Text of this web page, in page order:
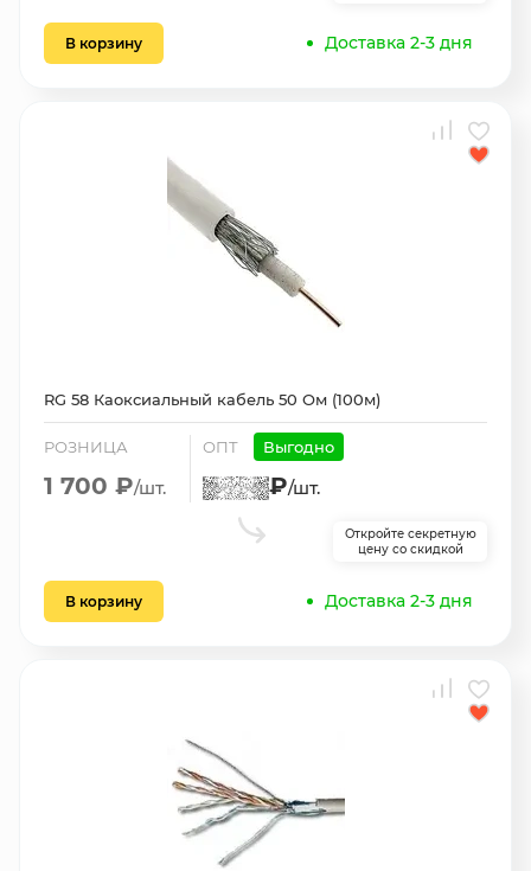
В корзину Доставка 2-3 дня
RG 58 Каоксиальный кабель 50 Ом (100м)
РОЗНИЦА
1 700 ₽/шт.
ОПТ Выгодно
₽/шт.
Откройте секретную
цену со скидкой
В корзину Доставка 2-3 дня